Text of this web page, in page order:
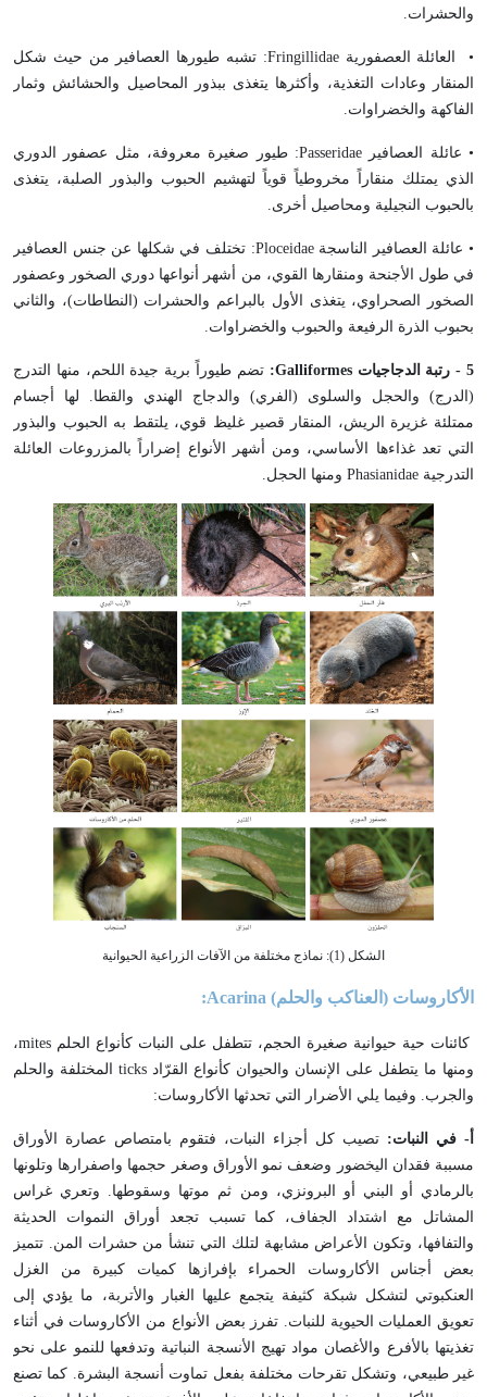
والحشرات.
• العائلة العصفوريةFringillidae: تشبه طيورها العصافير من حيث شكل
المنقار وعادات التغذية، وأكثرها يتغذى ببذور المحاصيل والحشائش وثمار
الفاكهة والخضراوات.
• عائلة العصافير Passeridae: طيور صغيرة معروفة، مثل عصفور الدوري
الذي يمتلك منقاراً مخروطياً قوياً لتهشيم الحبوب والبذور الصلبة، يتغذى
بالحبوب النجيلية ومحاصيل أخرى.
• عائلة العصافير الناسجةPloceidae: تختلف في شكلها عن جنس العصافير
في طول الأجنحة ومنقارها القوي، من أشهر أنواعها دوري الصخور وعصفور
الصخور الصحراوي، يتغذى الأول بالبراعم والحشرات (النطاطات)، والثاني
بحبوب الذرة الرفيعة والحبوب والخضراوات.
5 - رتبة الدجاجيات Galliformes
:تضم طيوراً برية جيدة اللحم، منها التدرج
(الدرج) والحجل والسلوى (الفري) والدجاج الهندي والقطا. لها أجسام
ممتلئة غزيرة الريش، المنقار قصير غليظ قوي، يلتقط به الحبوب والبذور
التي تعد غذاءها الأساسي، ومن أشهر الأنواع إضراراً بالمزروعات العائلة
التدرجية Phasianidae ومنها الحجل.
الشكل (1): نماذج مختلفة من الآفات الزراعية الحيوانية
الأكاروسات (العناكب والحلم) Acarina
:
كائنات حية حيوانية صغيرة الحجم، تتطفل على النبات كأنواع الحلم mites،
ومنها ما يتطفل على الإنسان والحيوان كأنواع القرّاد ticks المختلفة والحلم
والجرب. وفيما يلي الأضرار التي تحدثها الأكاروسات:
أ- في النبات: تصيب كل أجزاء النبات، فتقوم بامتصاص عصارة الأوراق
مسببة فقدان اليخضور وضعف نمو الأوراق وصغر حجمها واصفرارها وتلونها
بالرمادي أو البني أو البرونزي، ومن ثم موتها وسقوطها. وتعري غراس
المشاتل مع اشتداد الجفاف، كما تسبب تجعد أوراق النموات الحديثة
والتفافها، وتكون الأعراض مشابهة لتلك التي تنشأ من حشرات المن. تتميز
بعض أجناس الأكاروسات الحمراء بإفرازها كميات كبيرة من الغزل
العنكبوتي لتشكل شبكة كثيفة يتجمع عليها الغبار والأتربة، ما يؤدي إلى
تعويق العمليات الحيوية للنبات. تفرز بعض الأنواع من الأكاروسات في أثناء
تغذيتها بالأفرع والأغصان مواد تهيج الأنسجة النباتية وتدفعها للنمو على نحو
غير طبيعي، وتشكل تقرحات مختلفة بفعل تماوت أنسجة البشرة. كما تصنع